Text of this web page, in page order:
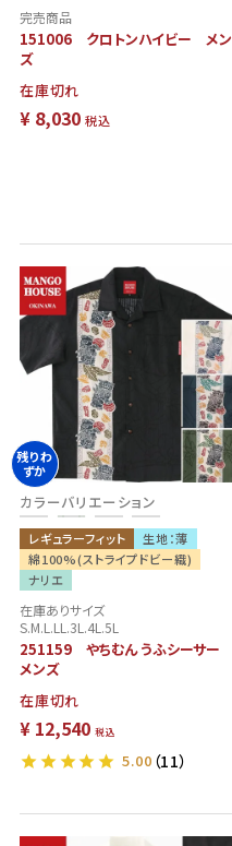
完売商品
151006 クロトンハイビー メン
ズ
在庫切れ
¥ 8,030 税込
カラーバリエーション
レギュラーフィット
生地：薄
綿100%(ストライプドビー織)
ナリエ
NEW
残りわ
ずか
在庫ありサイズ
S.M.L.LL.3L.4L.5L
251159 やちむん うふシーサー
メンズ
在庫切れ
¥ 12,540 税込
5.00 （11）